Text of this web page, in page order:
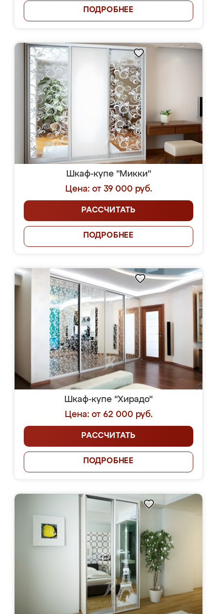
ПОДРОБНЕЕ
Шкаф-купе "Микки"
Цена: от 39 000 руб.
РАССЧИТАТЬ
ПОДРОБНЕЕ
Шкаф-купе "Хирадо"
Цена: от 62 000 руб.
РАССЧИТАТЬ
ПОДРОБНЕЕ